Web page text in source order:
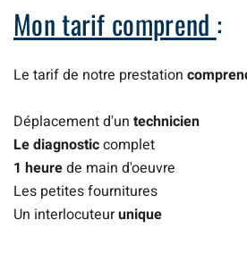
Mon tarif comprend :
Le tarif de notre prestation
Déplacement d'un technicien
Le diagnosticcomplet
1 heurede main d'oeuvre
Les petites fournitures
Un interlocuteurunique